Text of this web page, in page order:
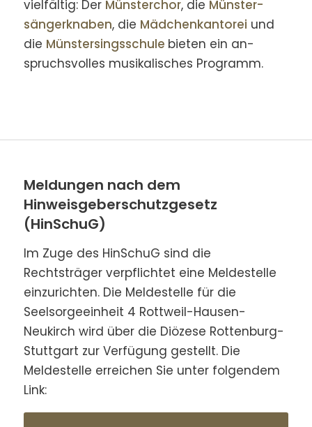
vielfältig: Der Münster­chor, die Münster­
sänger­knaben, die Mädchen­kanto­rei und
die Münster­sings­schule bieten ein an­
spruchs­volles musikalisches Pro­gramm.
Meldungen nach dem
Hinweisgeberschutzgesetz
(HinSchuG)
Im Zuge des HinSchuG sind die
Rechtsträger verpflichtet eine Meldestelle
einzurichten. Die Meldestelle für die
Seelsorgeeinheit 4 Rottweil-Hausen-
Neukirch wird über die Diözese Rottenburg-
Stuttgart zur Verfügung gestellt. Die
Meldestelle erreichen Sie unter folgendem
Link: